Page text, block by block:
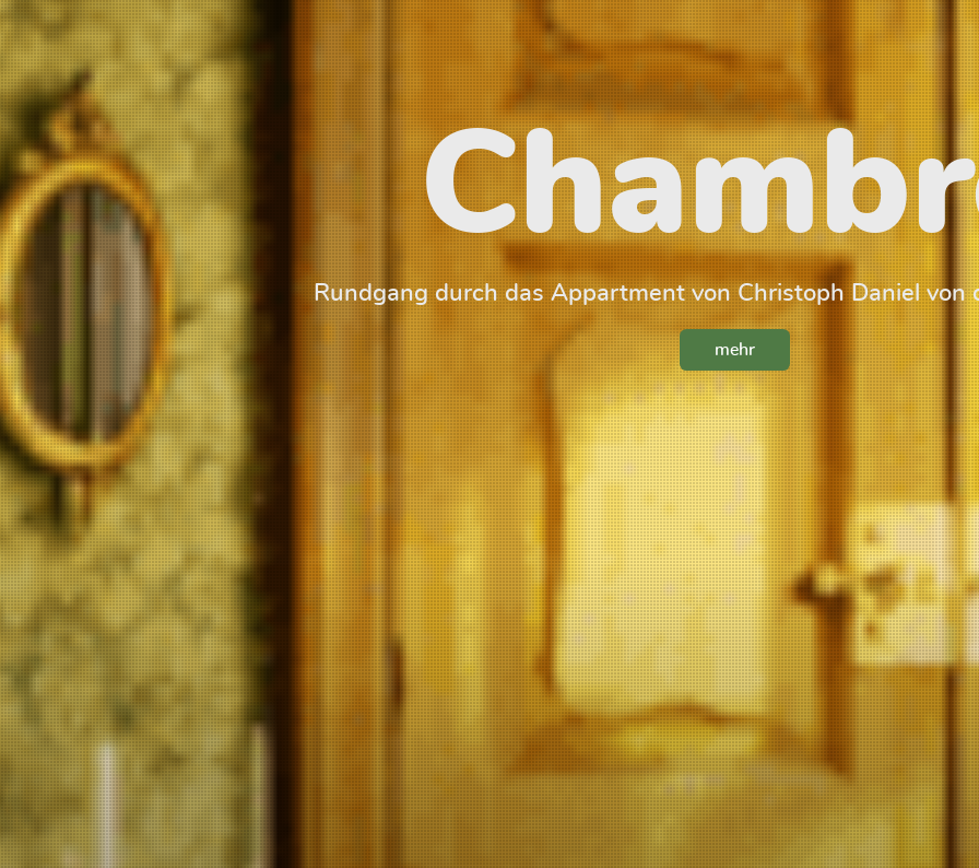
Rundgang durch das Appartment von Christoph Daniel von
mehr